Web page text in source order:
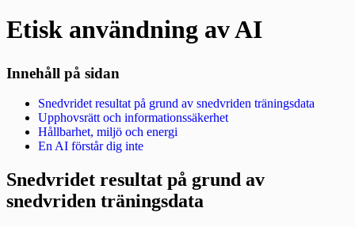
Etisk användning av AI
Innehåll på sidan
Snedvridet resultat på grund av snedvriden träningsdata
Upphovsrätt och informationssäkerhet
Hållbarhet, miljö och energi
En AI förstår dig inte
Snedvridet resultat på grund av
snedvriden träningsdata